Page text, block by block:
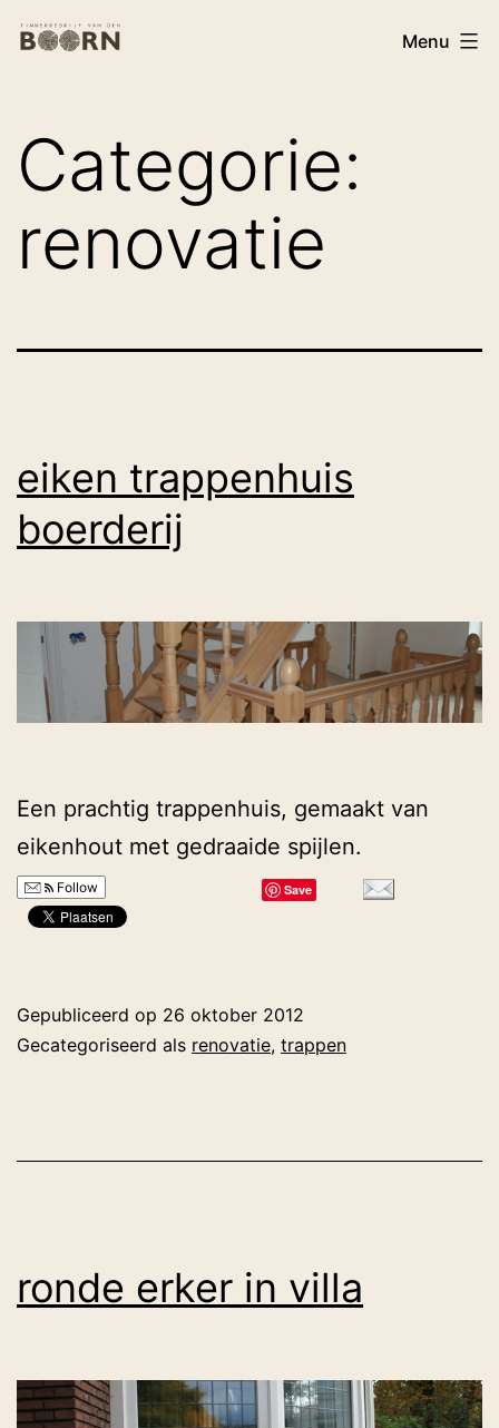
Ga
naar
inhoud
Timmerbedrijf
Boorn
Menu
Categorie:
renovatie
eiken trappenhuis
boerderij
Een prachtig trappenhuis, gemaakt van
eikenhout met gedraaide spijlen.
Follow Save
Gepubliceerd op 26 oktober 2012
Gecategoriseerd als renovatie, trappen
ronde erker in villa